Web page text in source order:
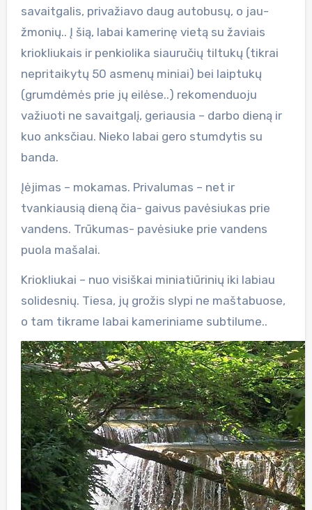
savaitgalis, privažiavo daug autobusų, o jau-
žmonių.. Į šią, labai kamerinę vietą su žaviais
kriokliukais ir penkiolika siauručių tiltukų (tikrai
nepritaikytų 50 asmenų miniai) bei laiptukų
(grumdėmės prie jų eilėse..) rekomenduoju
važiuoti ne savaitgalį, geriausia – darbo dieną ir
kuo anksčiau. Nieko labai gero stumdytis su
banda.
Įėjimas – mokamas. Privalumas – net ir
tvankiausią dieną čia- gaivus pavėsiukas prie
vandens. Trūkumas- pavėsiuke prie vandens
puola mašalai.
Kriokliukai – nuo visiškai miniatiūrinių iki labiau
solidesnių. Tiesa, jų grožis slypi ne maštabuose,
o tam tikrame labai kameriniame subtilume..